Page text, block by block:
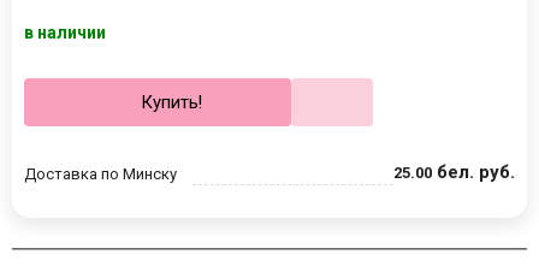
в наличии
Купить!
Доставка по Минску 25.00 бел. руб.